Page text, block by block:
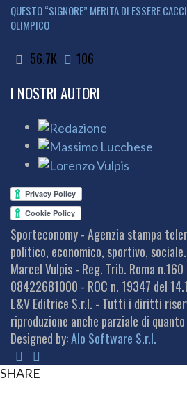
QUESTO “SIGNORE” MERITA DI ESSERE
OLIMPICO
56.7K 106
I NOSTRI AUTORI
Sporteconomy - Agenzia stampa
politico, economico, sportivo,
Marcel Vulpis - Reg. Trib. Roma
08422681000 - ROC n. 19347 del
L&V Editrice S.r.l. - Tutti i diritti
riproduzione anche parziale di
Designed by:Alo Software S.r.l.
SHARE